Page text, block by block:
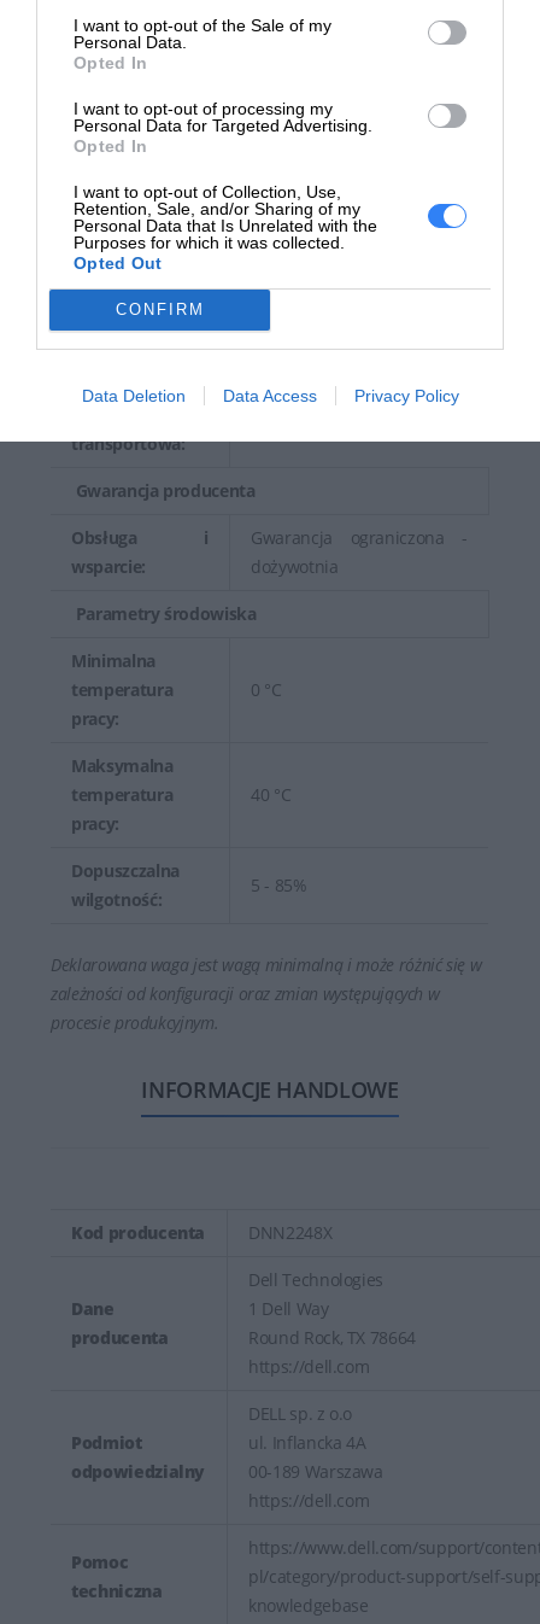
I want to opt-out of the Sale of my
Personal Data.
Opted In
I want to opt-out of processing my
Personal Data for Targeted Advertising.
Opted In
I want to opt-out of Collection, Use,
Retention, Sale, and/or Sharing of my
Personal Data that Is Unrelated with the
Purposes for which it was collected.
Opted Out
CONFIRM
Data Deletion Data Access Privacy Policy
Wymagane
napięcie:
Zużycie energii w
trybie
170 wat
Wielkość i waga (ładunek)
Szerokość
transportowa:
Głębokość
60.4 cm
transportowa:
Gwarancja producenta
Obsługa i
wsparcie:
Gwarancja ograniczona -
dożywotnia
Parametry środowiska
Minimalna
temperatura
pracy:
0 °C
Maksymalna
temperatura
pracy:
40 °C
Dopuszczalna
wilgotność:
5 - 85%
Deklarowana waga jest wagą minimalną i może różnić się w
zależności od konfiguracji oraz zmian występujących w
procesie produkcyjnym.
INFORMACJE HANDLOWE
Kod producenta DNN2248X
Dane
producenta
Dell Technologies
1 Dell Way
Round Rock, TX 78664
https://dell.com
Podmiot
odpowiedzialny
DELL sp. z o.o
ul. Inflancka 4A
00-189 Warszawa
https://dell.com
Pomoc
techniczna
https://www.dell.com/support/
pl/category/product-support/self-
knowledgebase